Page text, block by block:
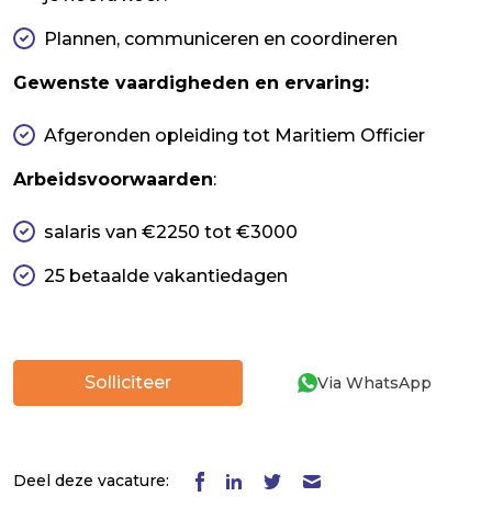
Plannen, communiceren en coordineren
Gewenste vaardigheden en ervaring:
Afgeronden opleiding tot Maritiem Officier
Arbeidsvoorwaarden:
salaris van €2250 tot €3000
25 betaalde vakantiedagen
Solliciteer Via WhatsApp
Deel deze vacature: